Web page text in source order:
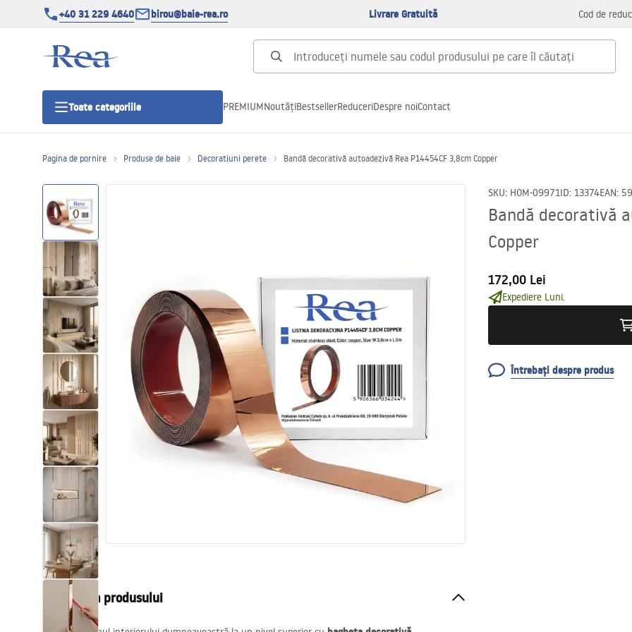
+40 31 229 4640 birou@baie-rea.ro Livrare Gratuită Cod de
Toate categoriile
Usi pentru cabine de dus
Cadite de dus
Rigole Liniare
Vase WC si Bideuri
Cazi cu paravane
Baterii sanitare
Dusuri
Bucatarie
Accesorii și mobilier pentru baie
PREMIUMNoutățiBestsellerReduceriDespre noiContact
Pagina de pornire Produse de baie Decoratiuni perete Bandă decorativă autoadezivă Rea P14454CF 3,8cm Copper
SKU: HOM-09971ID: 13374EAN:
Bandă decorativă
Copper
172,00 Lei
Expediere Luni.
Întrebați despre produs
Descrierea produsului